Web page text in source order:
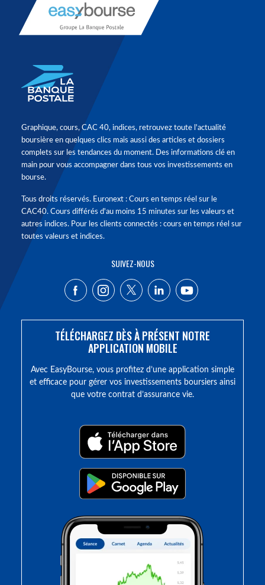
Graphique, cours, CAC 40, indices, retrouvez toute l'actualité
boursière en quelques clics mais aussi des articles et dossiers
complets sur les tendances du moment. Des informations clé en
main pour vous accompagner dans tous vos investissements en
bourse.
Tous droits réservés. Euronext : Cours en temps réel sur le
CAC40. Cours différés d'au moins 15 minutes sur les valeurs et
autres indices. Pour les clients connectés : cours en temps réel sur
toutes valeurs et indices.
SUIVEZ-NOUS
TÉLÉCHARGEZ DÈS À PRÉSENT NOTRE
APPLICATION MOBILE
Avec EasyBourse, vous profitez d’une application simple
et efficace pour gérer vos investissements boursiers ainsi
que votre contrat d’assurance vie.